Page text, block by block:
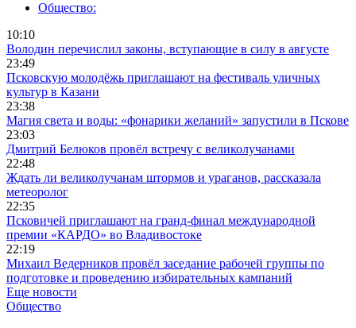
Общество:
10:10
Володин перечислил законы, вступающие в силу в августе
23:49
Псковскую молодёжь приглашают на фестиваль уличных
культур в Казани
23:38
Магия света и воды: «фонарики желаний» запустили в Пскове
23:03
Дмитрий Белюков провёл встречу с великолучанами
22:48
Ждать ли великолучанам штормов и ураганов, рассказала
метеоролог
22:35
Псковичей приглашают на гранд‑финал международной
премии «КАРДО» во Владивостоке
22:19
Михаил Ведерников провёл заседание рабочей группы по
подготовке и проведению избирательных кампаний
Еще новости
Общество